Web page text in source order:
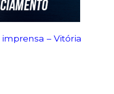
– Vitória